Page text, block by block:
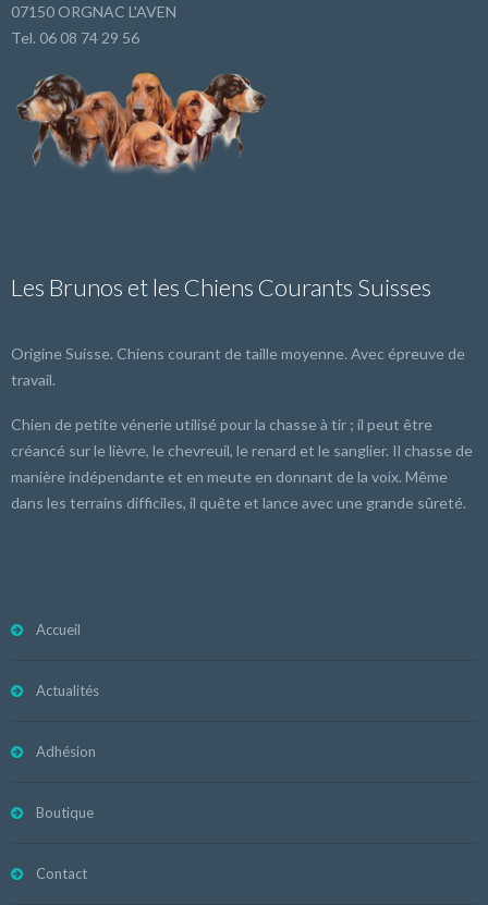
07150 ORGNAC L'AVEN
Tel. 06 08 74 29 56
Les Brunos et les Chiens Courants Suisses
Origine Suisse. Chiens courant de taille moyenne. Avec épreuve de
travail.
Chien de petite vénerie utilisé pour la chasse à tir ; il peut être
créancé sur le lièvre, le chevreuil, le renard et le sanglier. Il chasse de
manière indépendante et en meute en donnant de la voix. Même
dans les terrains difficiles, il quête et lance avec une grande sûreté.
Accueil
Actualités
Adhésion
Boutique
Contact